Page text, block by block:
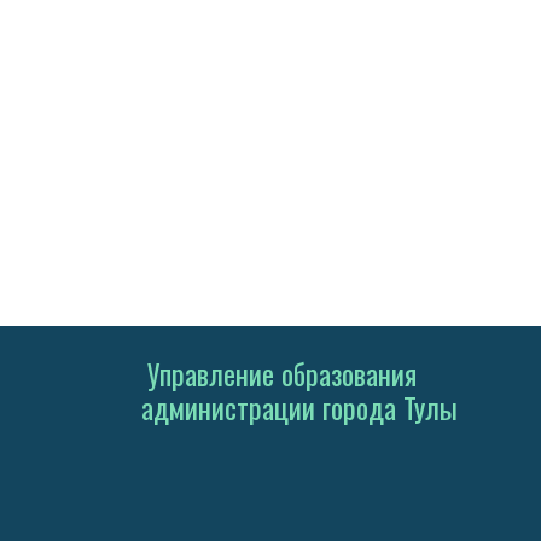
Управление образования
администрации города Тулы